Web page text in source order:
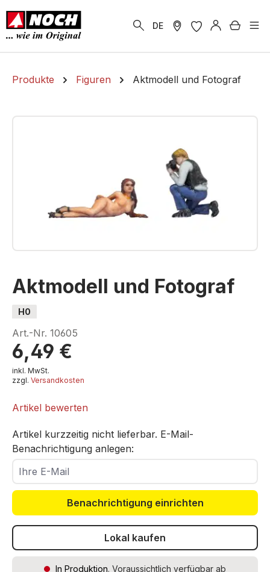
springen
DE
Produkte Figuren Aktmodell und Fotograf
Bildergalerie überspringen
Aktmodell und Fotograf
H0
Art.-Nr. 10605
6,49 €
inkl. MwSt.
zzgl. Versandkosten
Artikel bewerten
Artikel kurzzeitig nicht lieferbar. E-Mail-
Benachrichtigung anlegen:
Ihre E-Mail
Benachrichtigung einrichten
Lokal kaufen
In Produktion. Voraussichtlich verfügbar ab